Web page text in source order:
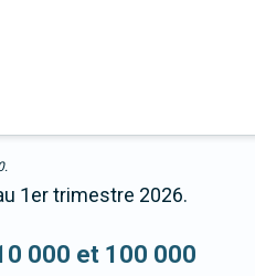
1er trimestre 2026.
000 et 100 000